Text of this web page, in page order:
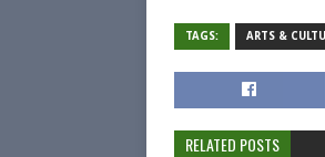
TAGS: ARTS &
RELATED POSTS